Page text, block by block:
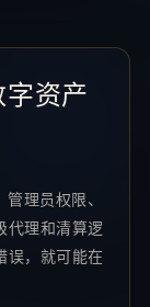
资产
理员权限、
代理和清算逻
误，就可能在